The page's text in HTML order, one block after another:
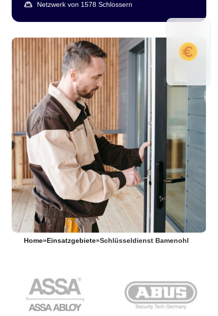
Netzwerk von 1578 Schlossern
Home» Einsatzgebiete»Schlüsseldienst Bamenohl